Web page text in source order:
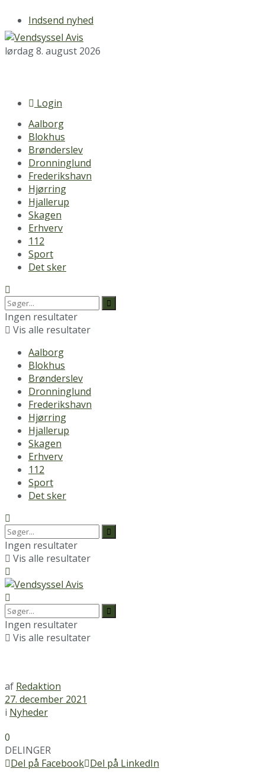
Indsend nyhed
lørdag 8. august 2026
Login
Aalborg
Blokhus
Brønderslev
Dronninglund
Frederikshavn
Hjørring
Hjallerup
Skagen
Erhverv
112
Sport
Det sker
Ingen resultater
Vis alle resultater
Aalborg
Blokhus
Brønderslev
Dronninglund
Frederikshavn
Hjørring
Hjallerup
Skagen
Erhverv
112
Sport
Det sker
Ingen resultater
Vis alle resultater
Ingen resultater
Vis alle resultater
af Redaktion
27. december 2021
i Nyheder
0
DELINGER
Del på Facebook Del på LinkedIn